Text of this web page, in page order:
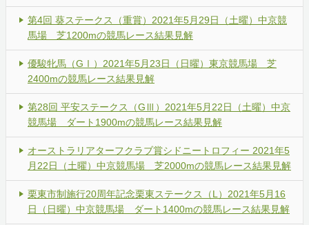
第4回 葵ステークス（重賞）2021年5月29日（土曜）中京競
馬場 芝1200mの競馬レース結果見解
優駿牝馬（GⅠ）2021年5月23日（日曜）東京競馬場 芝
2400mの競馬レース結果見解
第28回 平安ステークス（GⅢ）2021年5月22日（土曜）中京
競馬場 ダート1900mの競馬レース結果見解
オーストラリアターフクラブ賞シドニートロフィー 2021年5
月22日（土曜）中京競馬場 芝2000mの競馬レース結果見解
栗東市制施行20周年記念栗東ステークス（L）2021年5月16
日（日曜）中京競馬場 ダート1400mの競馬レース結果見解